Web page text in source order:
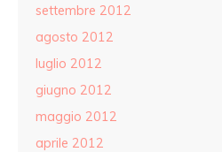
settembre 2012
agosto 2012
luglio 2012
giugno 2012
maggio 2012
aprile 2012